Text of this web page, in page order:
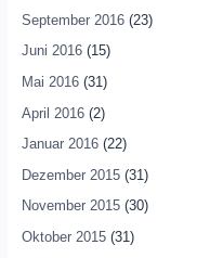
September 2016(23)
Juni 2016(15)
Mai 2016(31)
April 2016(2)
Januar 2016(22)
Dezember 2015(31)
November 2015(30)
Oktober 2015(31)